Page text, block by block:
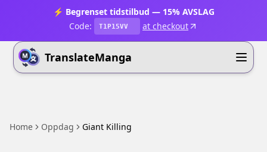
⚡ Begrenset tidstilbud — 15% AVSLAG
Code:
T1P15VV at checkout
TranslateManga
Home Oppdag Giant Killing